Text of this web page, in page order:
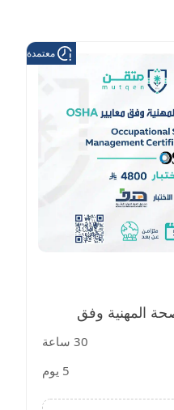
معتمدة من
المهنية وفق
30 ساعة
5 يوم